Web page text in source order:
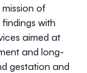
of
with
aimed at
and long-
gestation and